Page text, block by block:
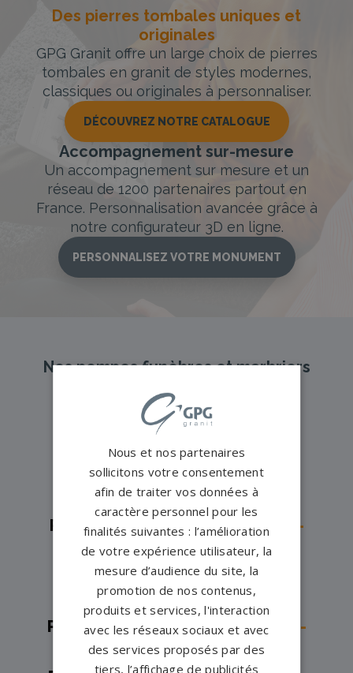
Des pierres tombales uniques et
originales
GPG Granit offre un large choix de pierres
tombales en granit de styles modernes,
classiques ou originales à personnaliser.
DÉCOUVREZ NOTRE CATALOGUE
Accompagnement sur-mesure
Un accompagnement sur mesure et un
réseau de 1200 partenaires partout en
France. Personnalisation avancée grâce à
notre configurateur 3D en ligne.
PERSONNALISEZ VOTRE MONUMENT
Nos pompes funèbres et marbriers
partenaires à proximité
Pompes funèbres -Avon→
Pompes funèbres -Bray-sur-
Seine→
Pompes funèbres -Brie-Comte-
Robert→
Pompes funèbres - Brou-sur-
Chantereine→
Pompes funèbres - Champagne-
sur-Seine→
Nous et nos partenaires
sollicitons votre consentement
afin de traiter vos données à
caractère personnel pour les
finalités suivantes : l’amélioration
de votre expérience utilisateur, la
mesure d’audience du site, la
promotion de nos contenus,
produits et services, l'interaction
avec les réseaux sociaux et avec
des services proposés par des
tiers, l’affichage de publicités